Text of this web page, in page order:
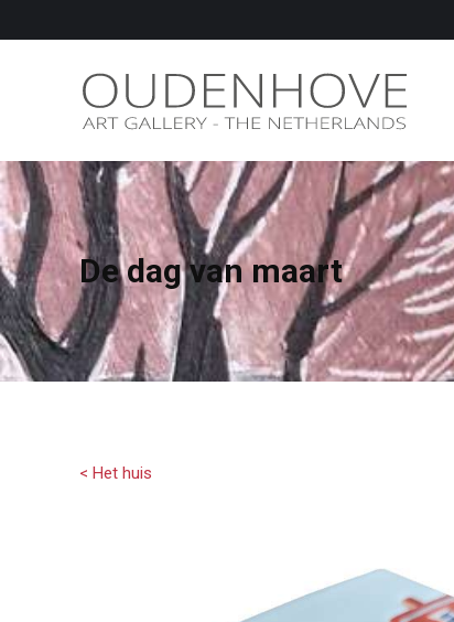
De dag van maart
< Het huis